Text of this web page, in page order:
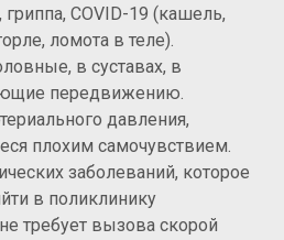
COVID-19 (кашель,
ломота в теле).
в суставах, в
передвижению.
давления,
плохим самочувствием.
заболеваний, которое
в поликлинику
требует вызова скорой